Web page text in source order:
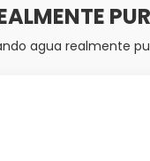
agua realmente